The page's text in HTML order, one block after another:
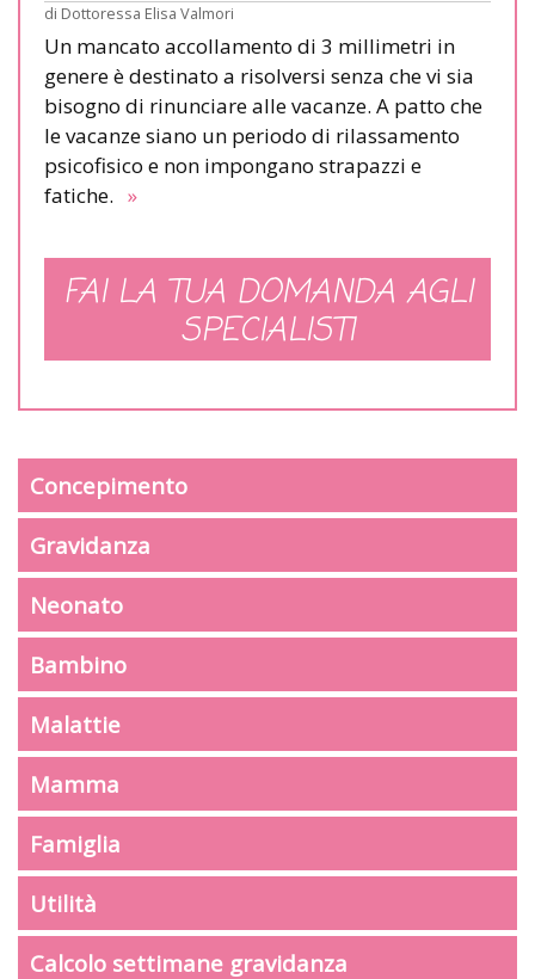
di Dottoressa Elisa Valmori
Un mancato accollamento di 3 millimetri in
genere è destinato a risolversi senza che vi sia
bisogno di rinunciare alle vacanze. A patto che
le vacanze siano un periodo di rilassamento
psicofisico e non impongano strapazzi e
fatiche. »
FAI LA TUA DOMANDA AGLI
SPECIALISTI
Concepimento
Gravidanza
Neonato
Bambino
Malattie
Mamma
Famiglia
Utilità
Calcolo settimane gravidanza